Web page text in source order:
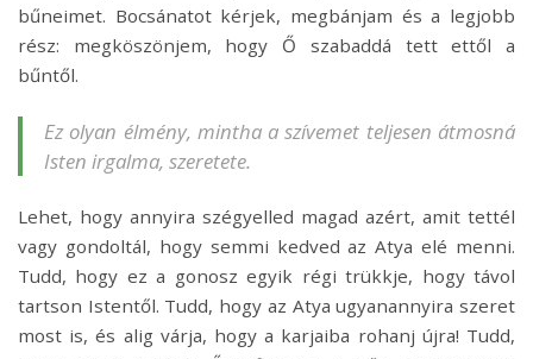
bűneimet. Bocsánatot kérjek, megbánjam és a legjobb
rész: megköszönjem, hogy Ő szabaddá tett ettől a
bűntől.
Ez olyan élmény, mintha a szívemet teljesen átmosná
Isten irgalma, szeretete.
Lehet, hogy annyira szégyelled magad azért, amit tettél
vagy gondoltál, hogy semmi kedved az Atya elé menni.
Tudd, hogy ez a gonosz egyik régi trükkje, hogy távol
tartson Istentől. Tudd, hogy az Atya ugyanannyira szeret
most is, és alig várja, hogy a karjaiba rohanj újra! Tudd,